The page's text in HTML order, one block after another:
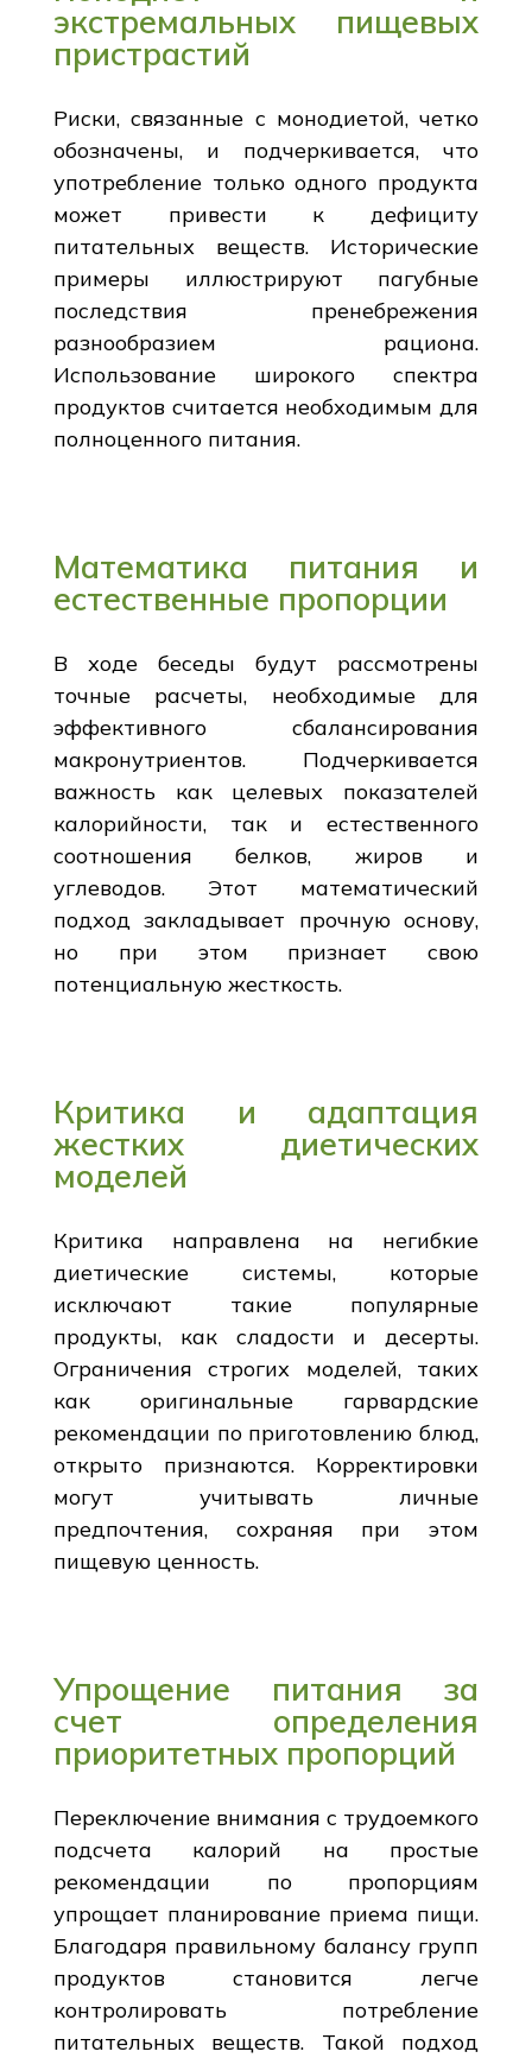
экстремальных пищевых
пристрастий
Риски, связанные с монодиетой, четко
обозначены, и подчеркивается, что
употребление только одного продукта
может привести к дефициту
питательных веществ. Исторические
примеры иллюстрируют пагубные
последствия пренебрежения
разнообразием рациона.
Использование широкого спектра
продуктов считается необходимым для
полноценного питания.
Математика питания и
естественные пропорции
В ходе беседы будут рассмотрены
точные расчеты, необходимые для
эффективного сбалансирования
макронутриентов. Подчеркивается
важность как целевых показателей
калорийности, так и естественного
соотношения белков, жиров и
углеводов. Этот математический
подход закладывает прочную основу,
но при этом признает свою
потенциальную жесткость.
Критика и адаптация
жестких диетических
моделей
Критика направлена на негибкие
диетические системы, которые
исключают такие популярные
продукты, как сладости и десерты.
Ограничения строгих моделей, таких
как оригинальные гарвардские
рекомендации по приготовлению блюд,
открыто признаются. Корректировки
могут учитывать личные
предпочтения, сохраняя при этом
пищевую ценность.
Упрощение питания за
счет определения
приоритетных пропорций
Переключение внимания с трудоемкого
подсчета калорий на простые
рекомендации по пропорциям
упрощает планирование приема пищи.
Благодаря правильному балансу групп
продуктов становится легче
контролировать потребление
питательных веществ. Такой подход